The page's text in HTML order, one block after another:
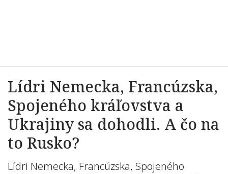
Lídri Nemecka, Francúzska,
Spojeného kráľovstva a
Ukrajiny sa dohodli. A čo na
to Rusko?
Lídri Nemecka, Francúzska, Spojeného